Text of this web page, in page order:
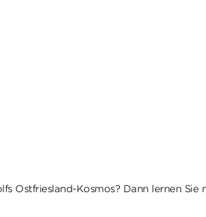
Ostfriesland-Kosmos? Dann lernen Sie